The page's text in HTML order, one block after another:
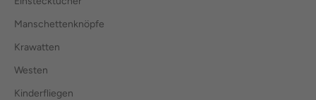
Manschettenknöpfe
Krawatten
Westen
Kinderfliegen